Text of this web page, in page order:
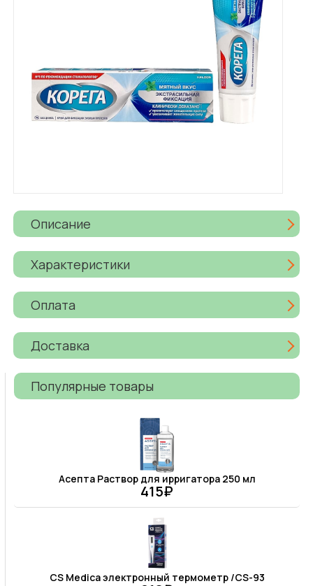
Описание
Характеристики
Оплата
Доставка
Популярные товары
Асепта Раствор для ирригатора 250 мл
415₽
CS Medica электронный термометр /CS-93